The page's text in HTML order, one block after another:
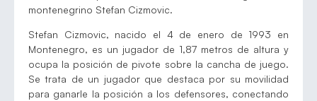
montenegrino Stefan Cizmovic.
Stefan Cizmovic, nacido el 4 de enero de 1993 en
Montenegro, es un jugador de 1,87 metros de altura y
ocupa la posición de pivote sobre la cancha de juego.
Se trata de un jugador que destaca por su movilidad
para ganarle la posición a los defensores, conectando